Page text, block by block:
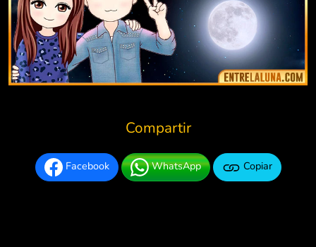
Compartir
Facebook WhatsApp Copiar